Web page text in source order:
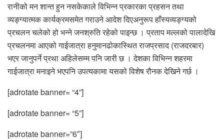
रानीको मन शान्त हुन नसकेकाले विभिन्न प्रकारका प्रहसन तथा
व्यङ्ग्यात्मक कार्यक्रमसमेत गराउने आदेश दिएअनुरूप हाँस्यव्यङ्ग्यको
प्रचलन चलेको हो भन्ने जनश्रुति रहेको पाइन्छ । प्रताप मल्लको पालादेखि
प्रचलनमा आएको गाईजात्रा हनुमानढोकास्थित राजप्रसाद (राजदरबार)
भएर जानुपर्ने प्रथा अहिलेसम्म पनि जारी छ । देशका विभिन्न शहरमा
गाईजात्रा मनाइने भएपनि उपत्यकामा यसको विशेष रौनक देखिने गर्छ ।
[adrotate banner= “4”]
[adrotate banner= “5”]
[adrotate banner=”6″]